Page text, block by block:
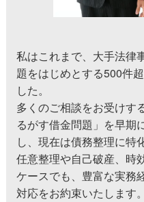
私はこれまで、大手法律
題をはじめとする500件
した。
多くのご相談をお受けす
るがす借金問題」を早期
し、現在は債務整理に特
任意整理や自己破産、時
ケースでも、豊富な実務
対応をお約束いたします。